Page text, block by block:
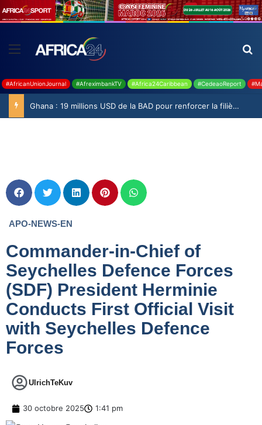
#AfricanUnionJournal #AfreximbankTV #Africa24Caribbean #CedeaoReport
Ghana : 19 millions USD de la BAD pour renforcer la filière rizicole
APO-NEWS-EN
Commander-in-Chief of
Seychelles Defence Forces
(SDF) President Herminie
Conducts First Official Visit
with Seychelles Defence
Forces
UlrichTeKuv
30 octobre 2025 1:41 pm